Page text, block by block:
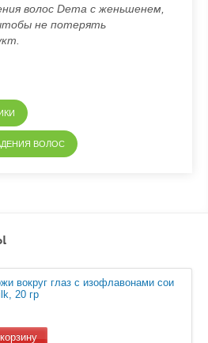
волос Dema с женьшенем,
не потерять
ВОЛОС
вокруг глаз с изофлавонами сои
20 гр